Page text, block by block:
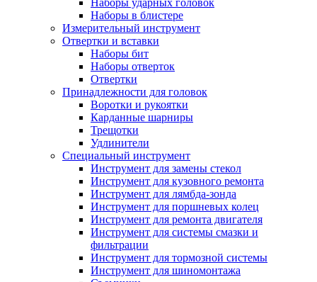
Наборы ударных головок
Наборы в блистере
Измерительный инструмент
Отвертки и вставки
Наборы бит
Наборы отверток
Отвертки
Принадлежности для головок
Воротки и рукоятки
Карданные шарниры
Трещотки
Удлинители
Специальный инструмент
Инструмент для замены стекол
Инструмент для кузовного ремонта
Инструмент для лямбда-зонда
Инструмент для поршневых колец
Инструмент для ремонта двигателя
Инструмент для системы смазки и
фильтрации
Инструмент для тормозной системы
Инструмент для шиномонтажа